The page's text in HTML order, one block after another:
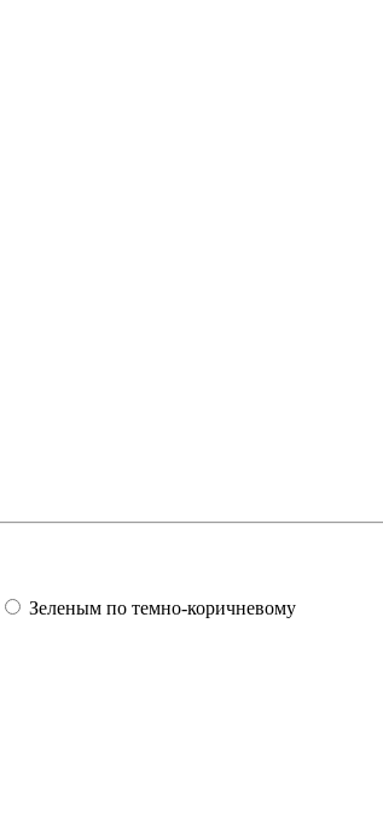
Зеленым по темно-коричневому